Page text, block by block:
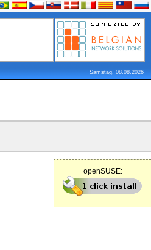
Samstag, 08.08.2026
openSUSE: